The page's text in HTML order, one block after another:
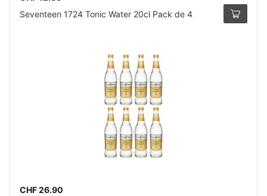
Seventeen 1724 Tonic Water 20cl Pack de 4
CHF 26.90